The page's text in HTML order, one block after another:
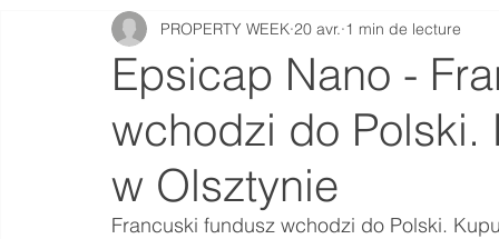
Epsicap Nano -
wchodzi do
w Olsztynie
PROPERTY WEEK 20 avr. 1 min de lecture
Francuski fundusz wchodzi do Polski.